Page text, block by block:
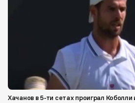
Хачанов в 5-ти сетах проиграл